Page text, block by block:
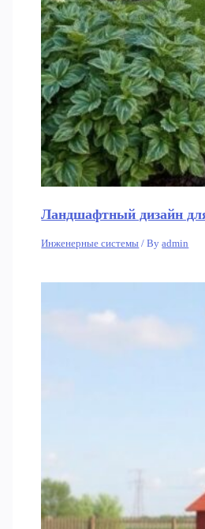
Ландшафтный дизайн
Инженерные системы / Byadmin